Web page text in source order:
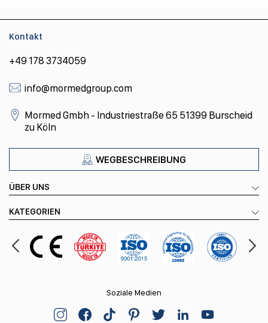
ÜBER UNS
KATEGORIEN
Kontakt
+49 178 3734059
info@mormedgroup.com
Mormed Gmbh - Industriestraße 65 51399 Burscheid
zu Köln
WEGBESCHREIBUNG
Soziale Medien